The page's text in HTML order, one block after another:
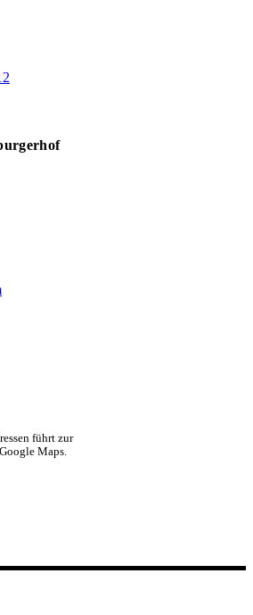
führt zur
Maps.